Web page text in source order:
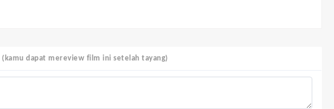
(kamu dapat mereview film ini setelah tayang)